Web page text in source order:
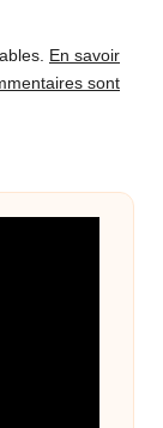
En savoir
sont